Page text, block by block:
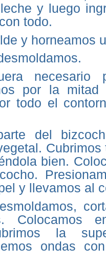
y luego
todo.
y horneamos
necesario
por la
todo el
del
bien.
y llevamos al
Colocamos
la
ondas